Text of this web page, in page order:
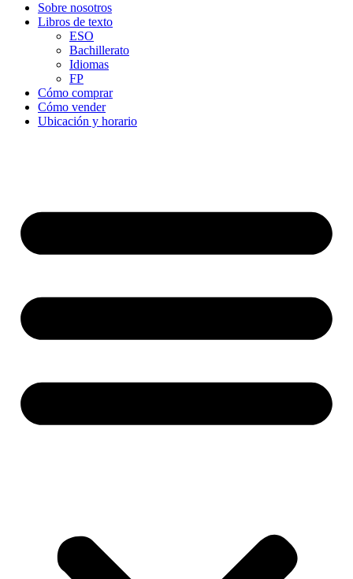
Sobre nosotros
Libros de texto
ESO
Bachillerato
Idiomas
FP
Cómo comprar
Cómo vender
Ubicación y horario